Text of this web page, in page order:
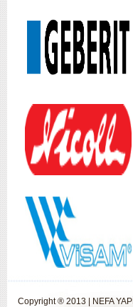
Copyright ® 2013 | NEFA YAPİ